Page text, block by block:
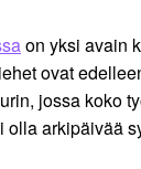
on yksi avain
ovat
jossa koko
arkipäivää